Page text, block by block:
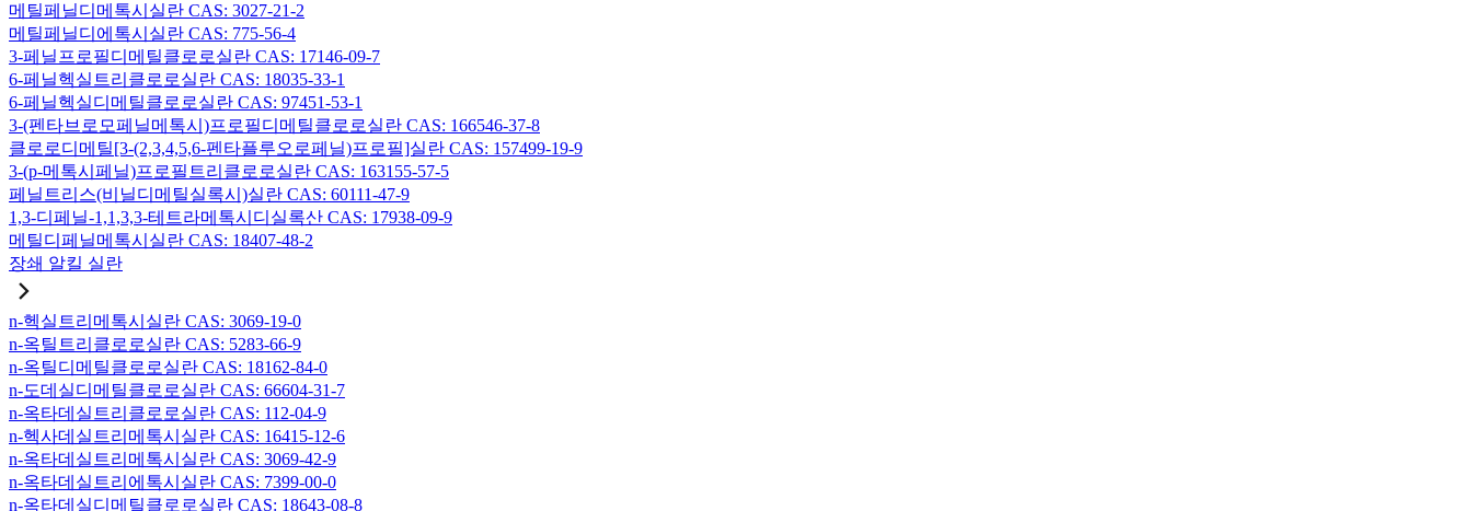
메틸페닐디메톡시실란 CAS: 3027-21-2
메틸페닐디에톡시실란 CAS: 775-56-4
3-페닐프로필디메틸클로로실란 CAS: 17146-09-7
6-페닐헥실트리클로로실란 CAS: 18035-33-1
6-페닐헥실디메틸클로로실란 CAS: 97451-53-1
3-(펜타브로모페닐메톡시)프로필디메틸클로로실란 CAS: 166546-37-8
클로로디메틸[3-(2,3,4,5,6-펜타플루오로페닐)프로필]실란 CAS: 157499-19-9
3-(p-메톡시페닐)프로필트리클로로실란 CAS: 163155-57-5
페닐트리스(비닐디메틸실록시)실란 CAS: 60111-47-9
1,3-디페닐-1,1,3,3-테트라메톡시디실록산 CAS: 17938-09-9
메틸디페닐메톡시실란 CAS: 18407-48-2
장쇄 알킬 실란
n-헥실트리메톡시실란 CAS: 3069-19-0
n-옥틸트리클로로실란 CAS: 5283-66-9
n-옥틸디메틸클로로실란 CAS: 18162-84-0
n-도데실디메틸클로로실란 CAS: 66604-31-7
n-옥타데실트리클로로실란 CAS: 112-04-9
n-헥사데실트리메톡시실란 CAS: 16415-12-6
n-옥타데실트리메톡시실란 CAS: 3069-42-9
n-옥타데실트리에톡시실란 CAS: 7399-00-0
n-옥타데실디메틸클로로실란 CAS: 18643-08-8